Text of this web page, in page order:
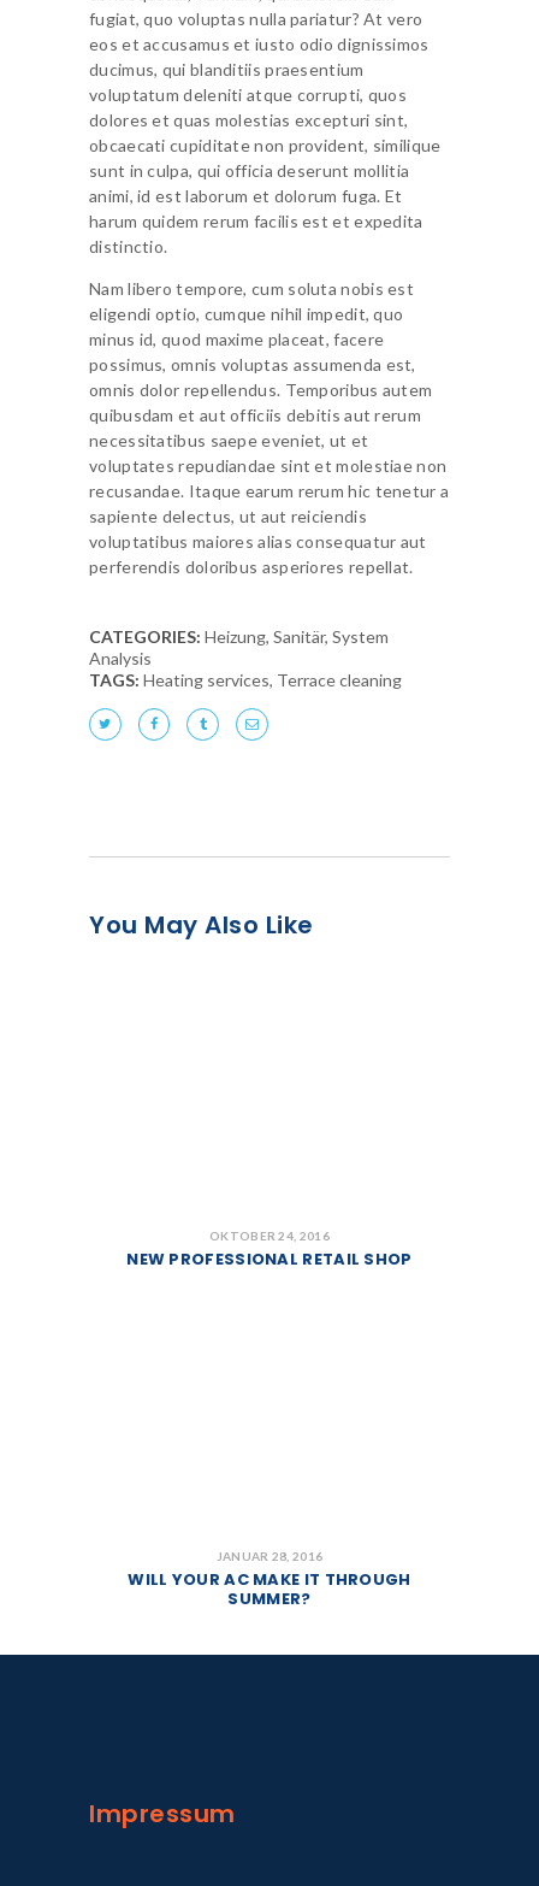
fugiat, quo voluptas nulla pariatur? At vero
eos et accusamus et iusto odio dignissimos
ducimus, qui blanditiis praesentium
voluptatum deleniti atque corrupti, quos
dolores et quas molestias excepturi sint,
obcaecati cupiditate non provident, similique
sunt in culpa, qui officia deserunt mollitia
animi, id est laborum et dolorum fuga. Et
harum quidem rerum facilis est et expedita
distinctio.
Nam libero tempore, cum soluta nobis est
eligendi optio, cumque nihil impedit, quo
minus id, quod maxime placeat, facere
possimus, omnis voluptas assumenda est,
omnis dolor repellendus. Temporibus autem
quibusdam et aut officiis debitis aut rerum
necessitatibus saepe eveniet, ut et
voluptates repudiandae sint et molestiae non
recusandae. Itaque earum rerum hic tenetur a
sapiente delectus, ut aut reiciendis
voluptatibus maiores alias consequatur aut
perferendis doloribus asperiores repellat.
CATEGORIES: Heizung, Sanitär, System
Analysis
TAGS: Heating services, Terrace cleaning
You May Also Like
OKTOBER 24, 2016
NEW PROFESSIONAL RETAIL SHOP
JANUAR 28, 2016
WILL YOUR AC MAKE IT THROUGH
SUMMER?
Impressum